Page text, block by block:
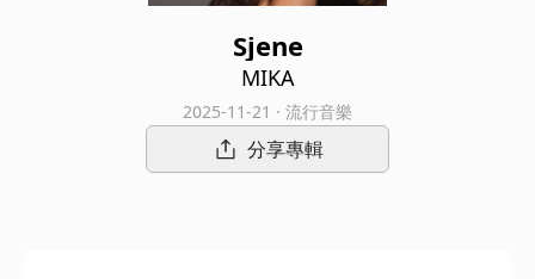
Sjene
MIKA
2025-11-21 · 流行音樂
分享專輯